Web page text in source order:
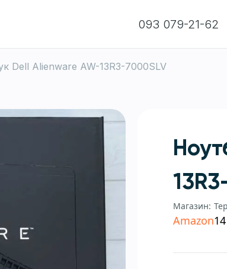
093 079-21-62
Dell Alienware AW-13R3-7000SLV
Магазин:
Amazon